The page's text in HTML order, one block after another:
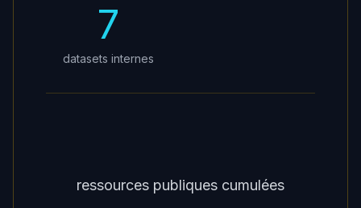
7
datasets internes
ressources publiques cumulées